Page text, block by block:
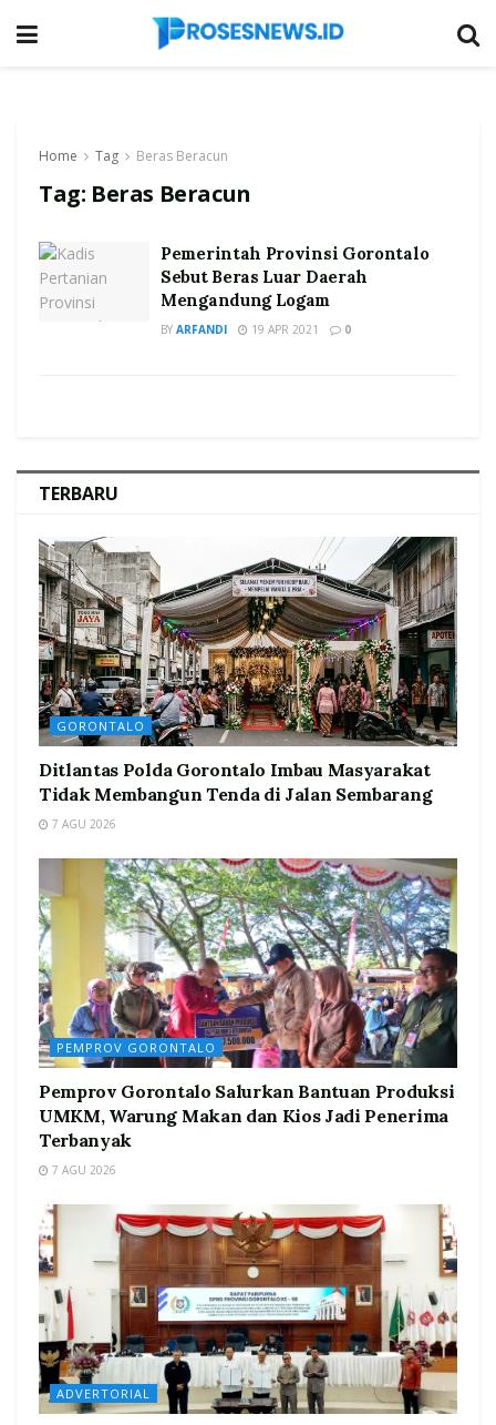
Home Tag Beras Beracun
Tag: Beras Beracun
Pemerintah Provinsi Gorontalo
Sebut Beras Luar Daerah
Mengandung Logam
BY ARFANDI 19 APR 2021 0
TERBARU
GORONTALO
Ditlantas Polda Gorontalo Imbau Masyarakat
Tidak Membangun Tenda di Jalan Sembarang
7 AGU 2026
PEMPROV GORONTALO
Pemprov Gorontalo Salurkan Bantuan Produksi
UMKM, Warung Makan dan Kios Jadi Penerima
Terbanyak
7 AGU 2026
ADVERTORIAL